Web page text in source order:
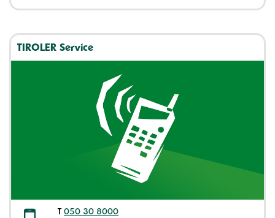
TIROLER Service
T 050 30 8000